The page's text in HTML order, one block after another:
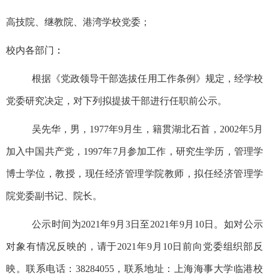
高技院、继教院、港湾学校党委；
校内各部门 ：
根据《党政领导干部选拔任用工作条例》规定，经学校
党委研究决定，对下列拟提拔干部进行任职前公示。
吴先华，男，1977年9月生，籍贯湖北石首，2002年5月
加入中国共产党，1997年7月参加工作，研究生学历，管理学
博士学位，教授，现任经济管理学院教师，拟任经济管理学
院党委副书记、院长。
公示时间为2021年9月3日至2021年9月10日。如对公示
对象有情况反映的，请于2021年9月10日前向党委组织部反
映。联系电话：38284055，联系地址：上海海事大学临港校